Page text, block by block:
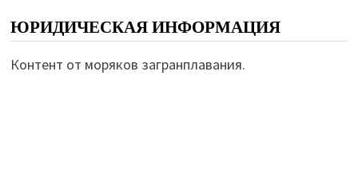
ЮРИДИЧЕСКАЯ ИНФОРМАЦИЯ
Контент от моряков загранплавания.